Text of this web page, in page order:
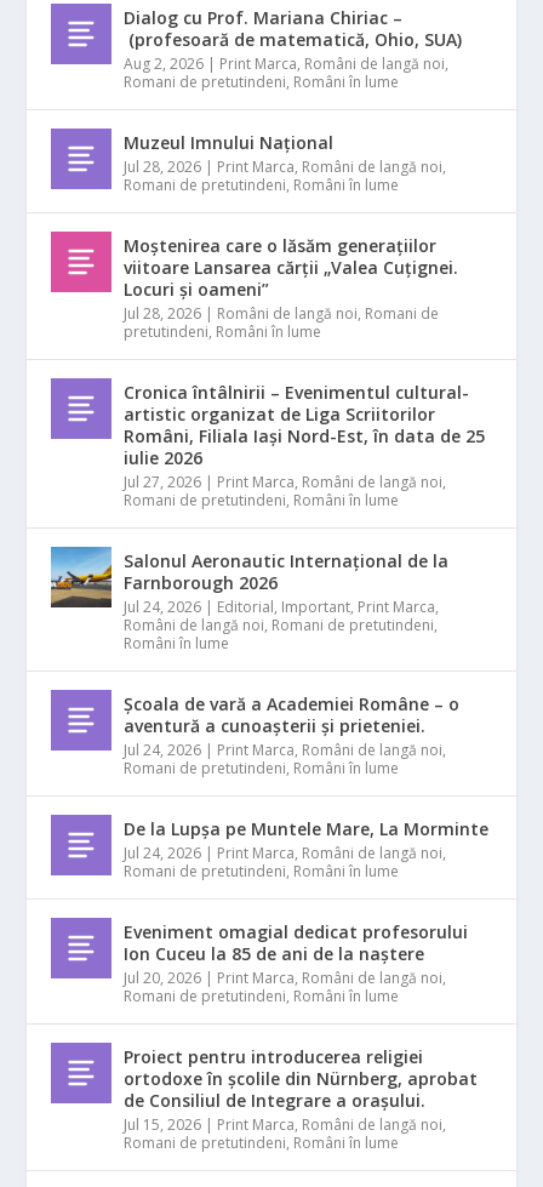
Dialog cu Prof. Mariana Chiriac –
(profesoară de matematică, Ohio, SUA)
Aug 2, 2026 | Print Marca, Români de langă noi,
Romani de pretutindeni, Români în lume
Muzeul Imnului Național
Jul 28, 2026 | Print Marca, Români de langă noi,
Romani de pretutindeni, Români în lume
Moștenirea care o lăsăm generațiilor
viitoare Lansarea cărții „Valea Cuțignei.
Locuri și oameni”
Jul 28, 2026 | Români de langă noi, Romani de
pretutindeni, Români în lume
Cronica întâlnirii – Evenimentul cultural-
artistic organizat de Liga Scriitorilor
Români, Filiala Iași Nord-Est, în data de 25
iulie 2026
Jul 27, 2026 | Print Marca, Români de langă noi,
Romani de pretutindeni, Români în lume
Salonul Aeronautic Internațional de la
Farnborough 2026
Jul 24, 2026 | Editorial, Important, Print Marca,
Români de langă noi, Romani de pretutindeni,
Români în lume
Școala de vară a Academiei Române – o
aventură a cunoașterii și prieteniei.
Jul 24, 2026 | Print Marca, Români de langă noi,
Romani de pretutindeni, Români în lume
De la Lupșa pe Muntele Mare, La Morminte
Jul 24, 2026 | Print Marca, Români de langă noi,
Romani de pretutindeni, Români în lume
Eveniment omagial dedicat profesorului
Ion Cuceu la 85 de ani de la naștere
Jul 20, 2026 | Print Marca, Români de langă noi,
Romani de pretutindeni, Români în lume
Proiect pentru introducerea religiei
ortodoxe în școlile din Nürnberg, aprobat
de Consiliul de Integrare a orașului.
Jul 15, 2026 | Print Marca, Români de langă noi,
Romani de pretutindeni, Români în lume